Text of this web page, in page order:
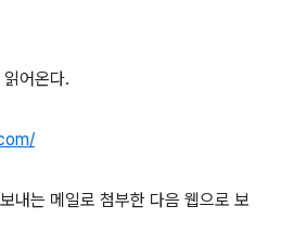
어온다.
내는 메일로 첨부한 다음 웹으로 보